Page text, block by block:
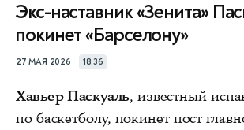
Экс-наставник «Зенита»
покинет «Барселону»
27 МАЯ 2026 18:36
Хавьер Паскуаль, известный
по баскетболу, покинет пост